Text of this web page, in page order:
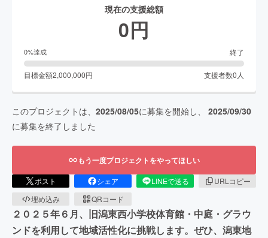
現在の支援総額
0円
0%達成 終了
目標金額2,000,000円 支援者数0 人
このプロジェクトは、 2025/08/05に募集を開始し、 2025/09/30
に募集を終了しました
もう一度プロジェクトをやってほしい
ポスト シェア LINEで送る
URLコピー
埋め込み
QRコード
２０２５年６月、旧潟東西小学校体育館・中庭・グラウ
ンドを利用して地域活性化に挑戦します。ぜひ、潟東地